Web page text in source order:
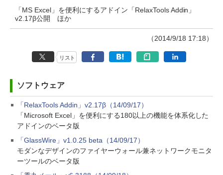
「MS Excel」を便利にするアドイン「RelaxTools Addin」
v2.17β公開 ほか
（2014/9/18 17:18）
リスト
ソフトウェア
「RelaxTools Addin」v2.17β（14/09/17）
「Microsoft Excel」を便利にする180以上の機能を体系化した
アドインのベータ版
「GlassWire」v1.0.25 beta（14/09/17）
モダンなデザインのファイヤーウォール兼ネットワークモニタ
ーツールのベータ版